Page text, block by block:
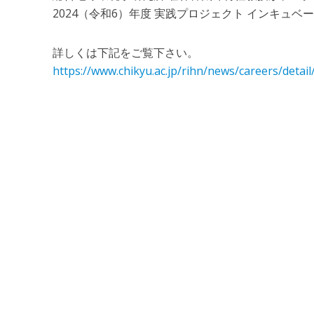
2024（令和6）年度 実践プロジェクト インキュベ
詳しくは下記をご覧下さい。
https://www.chikyu.ac.jp/rihn/news/careers/